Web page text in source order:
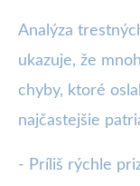
Analýza
ukazuje, že
chyby, ktoré
najčastejšie
- Príliš rýchle